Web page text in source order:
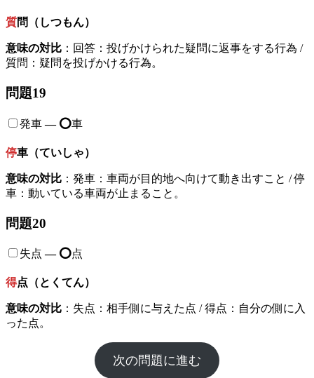
質問（しつもん）
意味の対比 ：回答：投げかけられた疑問に返事をする行為 /
質問：疑問を投げかける行為。
問題19
発車— ⭕️車
停車（ていしゃ）
意味の対比 ：発車：車両が目的地へ向けて動き出すこと / 停
車：動いている車両が止まること。
問題20
失点 — ⭕️点
得点（とくてん）
意味の対比 ：失点：相手側に与えた点 / 得点：自分の側に入
った点。
次の問題に進む